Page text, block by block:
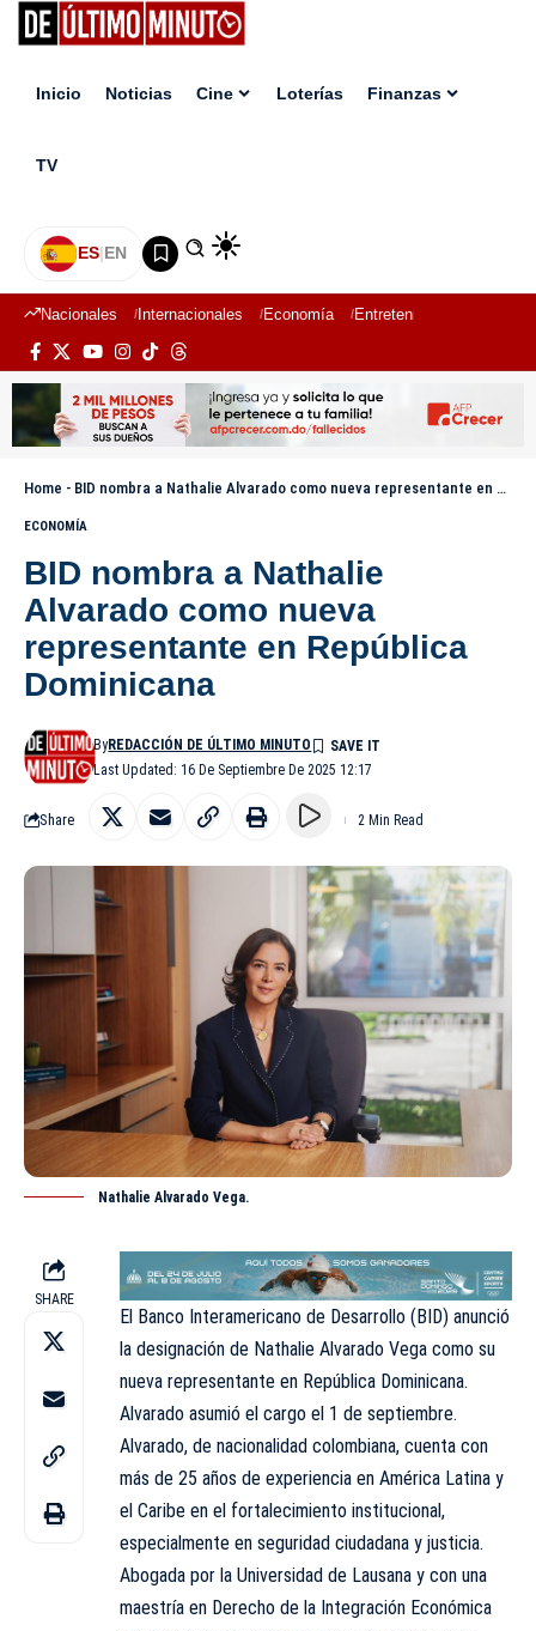
Inicio Noticias Cine Loterías Finanzas
TV
ES|EN
Nacionales Internacionales Economía Entretenimiento
Home - BID nombra a Nathalie Alvarado como nueva representante en República Dominicana
ECONOMÍA
BID nombra a Nathalie
Alvarado como nueva
representante en República
Dominicana
Last Updated: 16 De Septiembre De 2025 12:17
ByREDACCIÓN DE ÚLTIMO MINUTO
Share 2 Min Read
Nathalie Alvarado Vega.
SHARE
El Banco Interamericano de Desarrollo (BID) anunció
la designación de Nathalie Alvarado Vega como su
nueva representante en República Dominicana.
Alvarado asumió el cargo el 1 de septiembre.
Alvarado, de nacionalidad colombiana, cuenta con
más de 25 años de experiencia en América Latina y
el Caribe en el fortalecimiento institucional,
especialmente en seguridad ciudadana y justicia.
Abogada por la Universidad de Lausana y con una
maestría en Derecho de la Integración Económica